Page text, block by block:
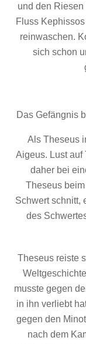
und den
Fluss
reinwaschen.
sich schon
Das Gefängnis
Als Theseus
Aigeus. Lust auf
daher bei
Theseus
Schwert schnitt,
des
Theseus reiste
musste gegen
in ihn verliebt
gegen den
nach dem